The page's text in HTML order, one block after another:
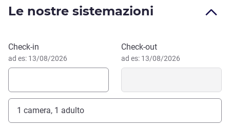
south south yue emperor museum of the western han
Le nostre sistemazioni
Prenota questo hotel
Check-in
ad es: 13/08/2026
Check-out
ad es: 13/08/2026
1 camera, 1 adulto